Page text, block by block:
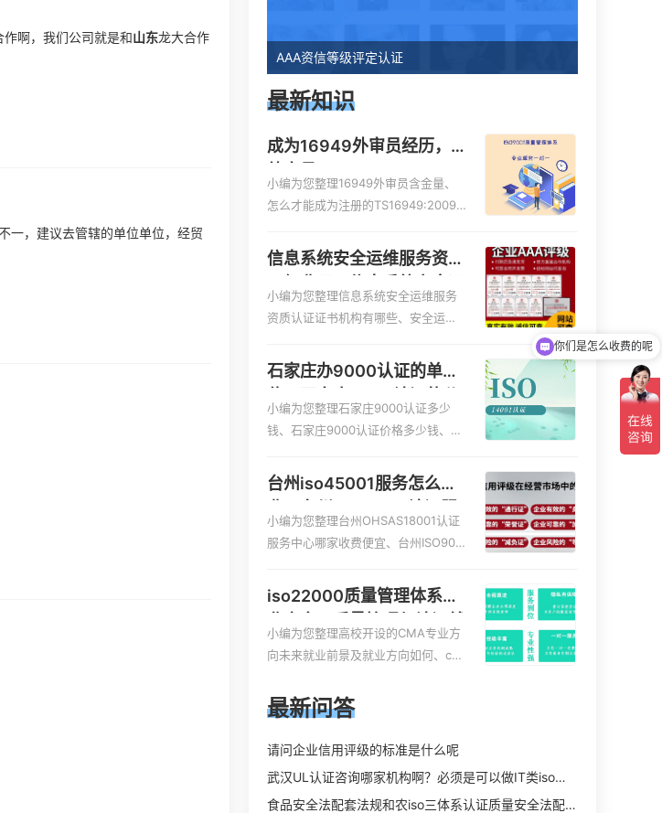
啊，我们公司就是和山东龙大合作
一，建议去管辖的单位单位，经贸
AAA资信等级评定认证
最新知识
成为16949外审员经历，
小编为您整理16949外审员含金量、
怎么才能成为注册的TS16949:2009
过不了解具体情况、iso9000外审
员、SA8000外审员培训相关iso体系
认证知识，详情可查看下方正文！
信息系统安全运维服务资质
维服务资质二级
小编为您整理信息系统安全运维服务
资质认证证书机构有哪些、安全运维
服务资质哪家便宜、安全运维服务资
质认证哪家效率高、信息系统安全集
成服务资质认证的申请书相关iso体系
认证知识，详情可查看下方正文！
石家庄办9000认证的单
司
小编为您整理石家庄9000认证多少
钱、石家庄9000认证价格多少钱、石
00认证价格贵吗、石家庄9000认证费
用大概多钱相关iso体系认证知识，详
情可查看下方正文！
台州iso45001服务怎么收
务怎么收费
小编为您整理台州OHSAS18001认证
服务中心哪家收费便宜、台州ISO900
E认证,台州机械机电CE认证、CE认证
怎么收费、温州科普ISO45001职业健
康安全管理体系认证收费标准是什么
相关iso体系认证知识，详情可查看下
iso22000质量管理体系就
业方向
小编为您整理高校开设的CMA专业方
向未来就业前景及就业方向如何、cm
的就业方向、cpa和cma未来就业方
向、大学生考完cma，就哪些就业方
向相关iso体系认证知识，详情可查看
最新问答
请问企业信用评级的标准是什么呢
武汉UL认证咨询哪家机构啊？必须是可以做IT类iso三体系认证UL认证的机构？
食品安全法配套法规和农iso三体系认证质量安全法配套法规分别是什么？
你们是怎么收费的呢
现在有优惠活动吗